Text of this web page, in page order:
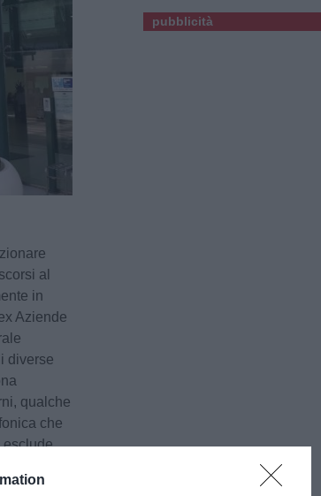
al
in
Aziende
diverse
qualche
che
esclude
Nel
i
pubblicità